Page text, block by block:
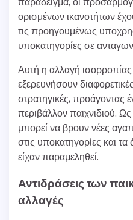
ορισμένων ικανοτήτων
τις προηγουμένως
υποκατηγορίες σε
Αυτή η αλλαγή
εξερευνήσουν
στρατηγικές, προάγοντας
περιβάλλον παιχνιδιού.
μπορεί να βρουν νέες
στις υποκατηγορίες και
είχαν παραμεληθεί.
Αντιδράσεις των
αλλαγές